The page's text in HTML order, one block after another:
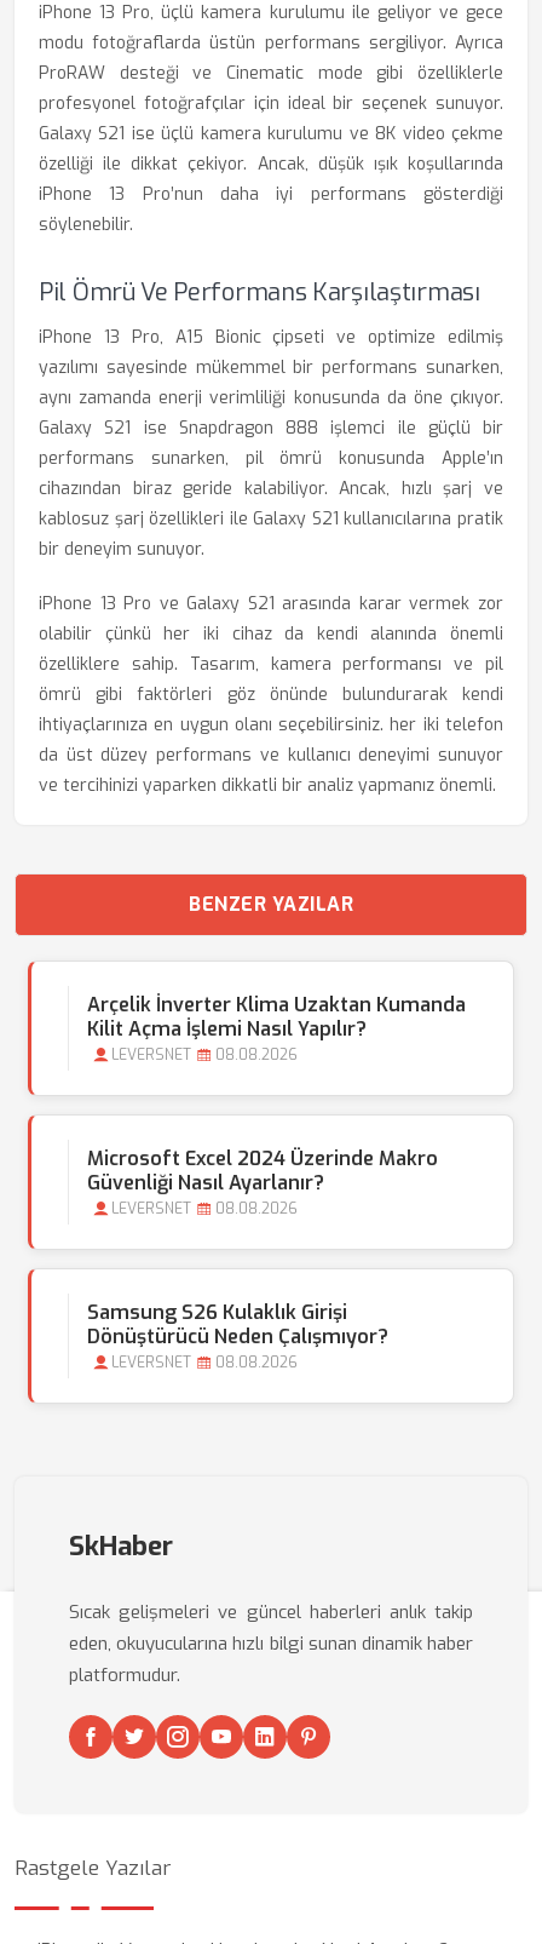
iPhone 13 Pro, üçlü kamera kurulumu ile geliyor ve gece
modu fotoğraflarda üstün performans sergiliyor. Ayrıca
ProRAW desteği ve Cinematic mode gibi özelliklerle
profesyonel fotoğrafçılar için ideal bir seçenek sunuyor.
Galaxy S21 ise üçlü kamera kurulumu ve 8K video çekme
özelliği ile dikkat çekiyor. Ancak, düşük ışık koşullarında
iPhone 13 Pro’nun daha iyi performans gösterdiği
söylenebilir.
Pil Ömrü Ve Performans Karşılaştırması
iPhone 13 Pro, A15 Bionic çipseti ve optimize edilmiş
yazılımı sayesinde mükemmel bir performans sunarken,
aynı zamanda enerji verimliliği konusunda da öne çıkıyor.
Galaxy S21 ise Snapdragon 888 işlemci ile güçlü bir
performans sunarken, pil ömrü konusunda Apple’ın
cihazından biraz geride kalabiliyor. Ancak, hızlı şarj ve
kablosuz şarj özellikleri ile Galaxy S21 kullanıcılarına pratik
bir deneyim sunuyor.
iPhone 13 Pro ve Galaxy S21 arasında karar vermek zor
olabilir çünkü her iki cihaz da kendi alanında önemli
özelliklere sahip. Tasarım, kamera performansı ve pil
ömrü gibi faktörleri göz önünde bulundurarak kendi
ihtiyaçlarınıza en uygun olanı seçebilirsiniz. her iki telefon
da üst düzey performans ve kullanıcı deneyimi sunuyor
ve tercihinizi yaparken dikkatli bir analiz yapmanız önemli.
BENZER YAZILAR
Arçelik İnverter Klima Uzaktan Kumanda
Kilit Açma İşlemi Nasıl Yapılır?
LEVERSNET 08.08.2026
Microsoft Excel 2024 Üzerinde Makro
Güvenliği Nasıl Ayarlanır?
LEVERSNET 08.08.2026
Samsung S26 Kulaklık Girişi
Dönüştürücü Neden Çalışmıyor?
LEVERSNET 08.08.2026
SkHaber
Sıcak gelişmeleri ve güncel haberleri anlık takip
eden, okuyucularına hızlı bilgi sunan dinamik haber
platformudur.
Rastgele Yazılar